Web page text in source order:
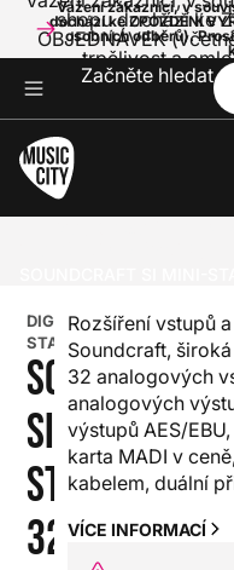
Vážení zákazníci, v
dochází ke ZPOŽDĚNÍ
osobních odběrů).
shopu dochází ke
OBJEDNÁVEK
trpělivost a
Začněte hledat
DIGITÁLNÍ
STAGEBOXY
SOUNDCRAFT
SI MINI-
STAGE BOX
32R
Rozšíření vstupů
Soundcraft,
32 analogových
analogových
výstupů AES/
karta MADI v
kabelem, duální
VÍCE INFORMACÍ